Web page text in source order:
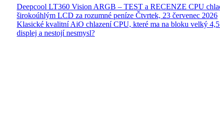
Deepcool LT360 Vision ARGB – TEST a RECENZE CPU
širokoúhlým LCD za rozumné peníze Čtvrtek, 23 červenec 2026
Klasické kvalitní AiO chlazení CPU, které ma na bloku velký
displej a nestojí nesmysl?